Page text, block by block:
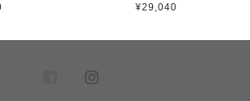
¥29,040